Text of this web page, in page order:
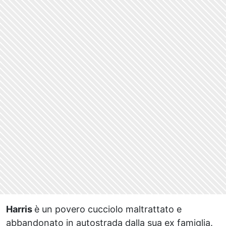
Harris è un povero cucciolo maltrattato e
abbandonato in autostrada dalla sua ex famiglia.